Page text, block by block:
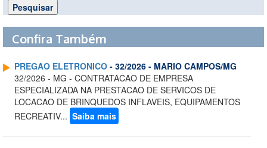
Confira Também
PREGAO ELETRONICO - 32/2026 - MARIO CAMPOS/MG
32/2026 - MG - CONTRATACAO DE EMPRESA
ESPECIALIZADA NA PRESTACAO DE SERVICOS DE
LOCACAO DE BRINQUEDOS INFLAVEIS, EQUIPAMENTOS
RECREATIV... Saiba mais